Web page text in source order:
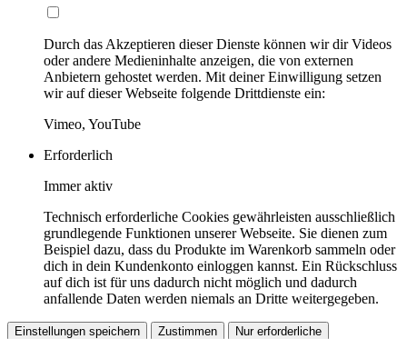
Durch das Akzeptieren dieser Dienste können wir dir Videos
oder andere Medieninhalte anzeigen, die von externen
Anbietern gehostet werden. Mit deiner Einwilligung setzen
wir auf dieser Webseite folgende Drittdienste ein:
Vimeo, YouTube
Erforderlich
Immer aktiv
Technisch erforderliche Cookies gewährleisten ausschließlich
grundlegende Funktionen unserer Webseite. Sie dienen zum
Beispiel dazu, dass du Produkte im Warenkorb sammeln oder
dich in dein Kundenkonto einloggen kannst. Ein Rückschluss
auf dich ist für uns dadurch nicht möglich und dadurch
anfallende Daten werden niemals an Dritte weitergegeben.
Einstellungen speichern Zustimmen Nur erforderliche